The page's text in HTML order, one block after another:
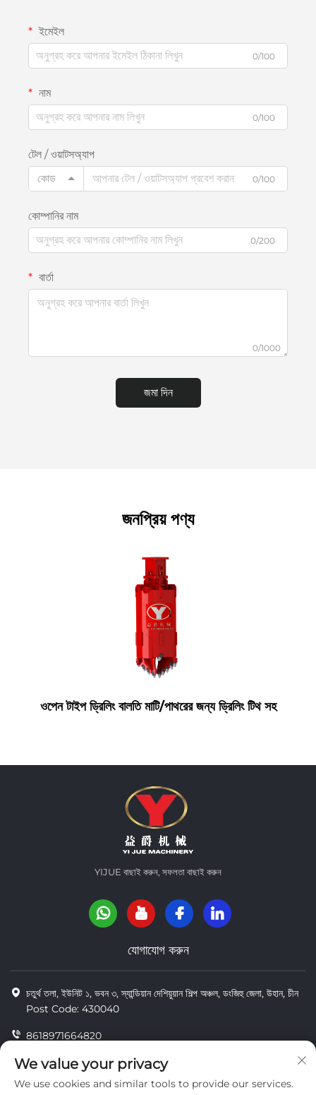
ইমেইল
0/100
নাম
0/100
টেল / ওয়াটসঅ্যাপ
কোড
0/100
কোম্পানির নাম
0/200
বার্তা
0/1000
জমা দিন
জনপ্রিয় পণ্য
ওপেন টাইপ ড্রিলিং বালতি মাটি/পাথরের জন্য ড্রিলিং টিথ সহ
YIJUE বাছাই করুন, সফলতা বাছাই করুন
যোগাযোগ করুন
চতুর্থ তলা, ইউনিট ১, ভবন ৩, স্যান্ডিয়ান দেশিয়ুয়ান শিল্প অঞ্চল, ডংজিহু জেলা, উহান, চীন
Post Code: 430040
8618971664820
8618971664820
[email protected]
We value your privacy
We use cookies and similar tools to provide our services.